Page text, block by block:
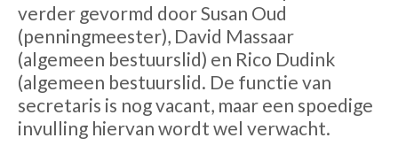
verder gevormd door Susan Oud
(penningmeester), David Massaar
(algemeen bestuurslid) en Rico Dudink
(algemeen bestuurslid. De functie van
secretaris is nog vacant, maar een spoedige
invulling hiervan wordt wel verwacht.